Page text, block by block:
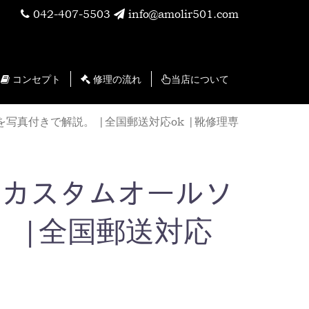
042-407-5503 info@amolir501.com
コンセプト 修理の流れ 当店について
真付きで解説。 |全国郵送対応ok |靴修理専
スタムオールソ
|全国郵送対応